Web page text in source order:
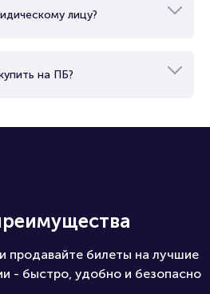
лицу?
на ПБ?
продавайте билеты на лучшие
- быстро, удобно и безопасно